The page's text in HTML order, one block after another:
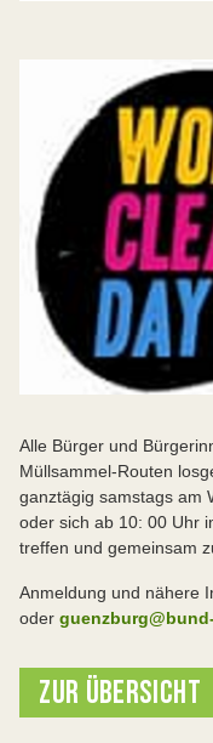
Alle Bürger und
Müllsammel-Routen
ganztägig samstags am
oder sich ab 10: 00 Uhr
treffen und gemeinsam
Anmeldung und nähere
oder
ZUR ÜBERSICHT